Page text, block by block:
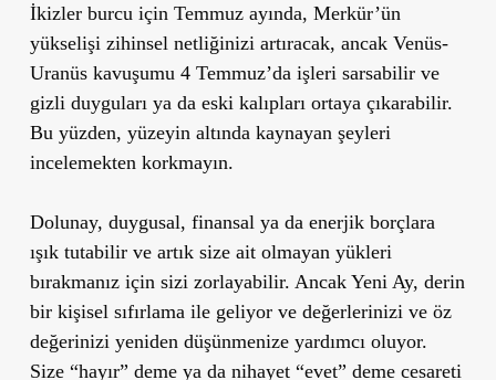
İkizler burcu için Temmuz ayında, Merkür’ün
yükselişi zihinsel netliğinizi artıracak, ancak Venüs-
Uranüs kavuşumu 4 Temmuz’da işleri sarsabilir ve
gizli duyguları ya da eski kalıpları ortaya çıkarabilir.
Bu yüzden, yüzeyin altında kaynayan şeyleri
incelemekten korkmayın.
Dolunay, duygusal, finansal ya da enerjik borçlara
ışık tutabilir ve artık size ait olmayan yükleri
bırakmanız için sizi zorlayabilir. Ancak Yeni Ay, derin
bir kişisel sıfırlama ile geliyor ve değerlerinizi ve öz
değerinizi yeniden düşünmenize yardımcı oluyor.
Size “hayır” deme ya da nihayet “evet” deme cesareti